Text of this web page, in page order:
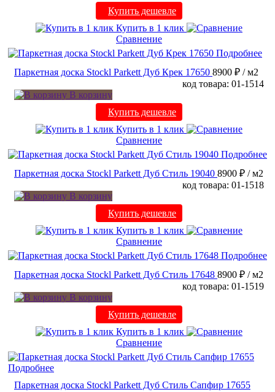
Купить дешевле
Купить в 1 клик
Сравнение
Подробнее
Паркетная доска Stockl Parkett Дуб Крек 17650 8900 ₽ / м2
код товара: 01-1514
В корзину
Купить дешевле
Купить в 1 клик
Сравнение
Подробнее
Паркетная доска Stockl Parkett Дуб Стиль 19040 8900 ₽ / м2
код товара: 01-1518
В корзину
Купить дешевле
Купить в 1 клик
Сравнение
Подробнее
Паркетная доска Stockl Parkett Дуб Стиль 17648 8900 ₽ / м2
код товара: 01-1519
В корзину
Купить дешевле
Купить в 1 клик
Сравнение
Подробнее
Паркетная доска Stockl Parkett Дуб Стиль Сапфир 17655